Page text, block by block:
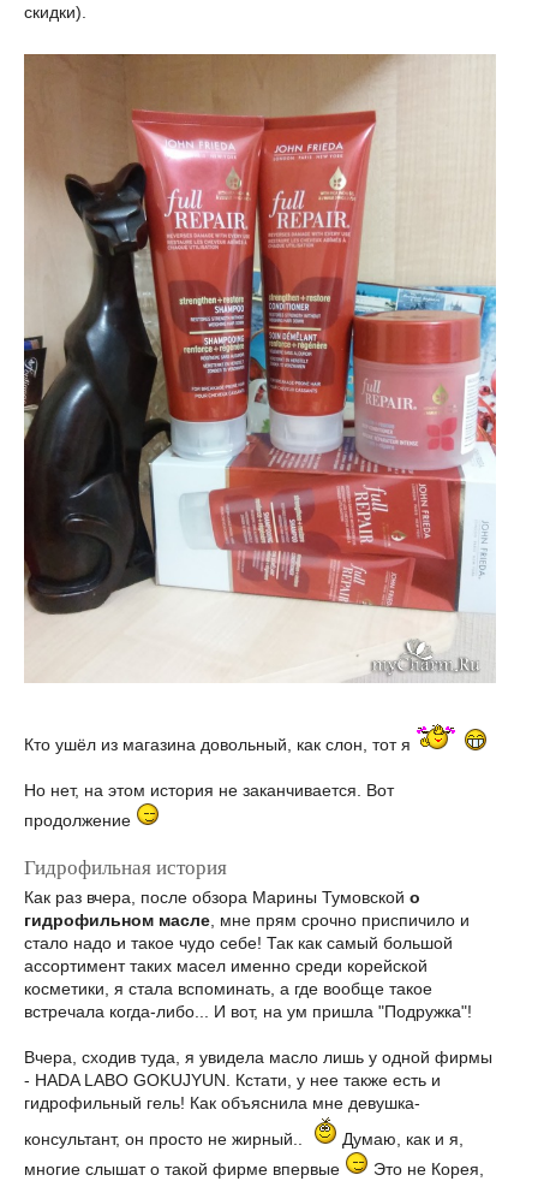
скидки).
Кто ушёл из магазина довольный, как слон, тот я
Но нет, на этом история не заканчивается. Вот
продолжение
Гидрофильная история
Как раз вчера, после обзора Марины Тумовской о
гидрофильном масле , мне прям срочно приспичило и
стало надо и такое чудо себе! Так как самый большой
ассортимент таких масел именно среди корейской
косметики, я стала вспоминать, а где вообще такое
встречала когда-либо... И вот, на ум пришла "Подружка"!
Вчера, сходив туда, я увидела масло лишь у одной фирмы
- HADA LABO GOKUJYUN. Кстати, у нее также есть и
гидрофильный гель! Как объяснила мне девушка-
консультант, он просто не жирный..
Думаю, как и я,
многие слышат о такой фирме впервые
Это не Корея,